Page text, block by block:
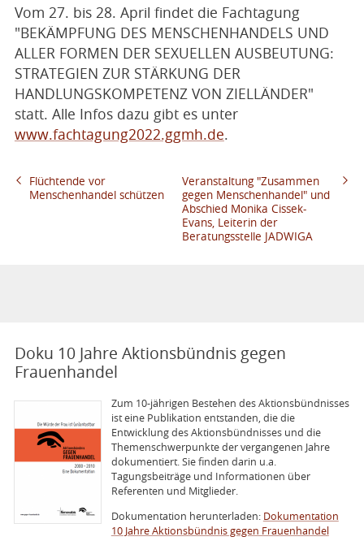
Impressum und Datenschutzerklärung
Vom 27. bis 28. April findet die Fachtagung
"BEKÄMPFUNG DES MENSCHENHANDELS UND
ALLER FORMEN DER SEXUELLEN AUSBEUTUNG:
STRATEGIEN ZUR STÄRKUNG DER
HANDLUNGSKOMPETENZ VON ZIELLÄNDER"
statt. Alle Infos dazu gibt es unter
www.fachtagung2022.ggmh.de.
Flüchtende vor
Menschenhandel schützen
Veranstaltung "Zusammen
gegen Menschenhandel" und
Abschied Monika Cissek-
Evans, Leiterin der
Beratungsstelle JADWIGA
Doku 10 Jahre Aktionsbündnis gegen
Frauenhandel
Zum 10-jährigen Bestehen des Aktions­bünd­nisses
ist eine Publikation entstanden, die die
Entwicklung des Aktionsbündnisses und die
Themenschwerpunkte der vergangenen Jahre
dokumentiert. Sie finden darin u.a.
Tagungsbeiträge und Informationen über
Referenten und Mitglieder.
Dokumentation herunterladen: Dokumentation
10 Jahre Aktionsbündnis gegen Frauenhandel